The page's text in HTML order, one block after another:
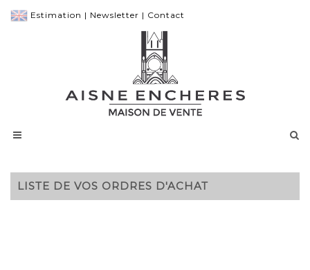
Estimation | Newsletter | Contact
LISTE DE VOS ORDRES D'ACHAT